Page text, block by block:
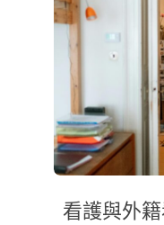
看護與外